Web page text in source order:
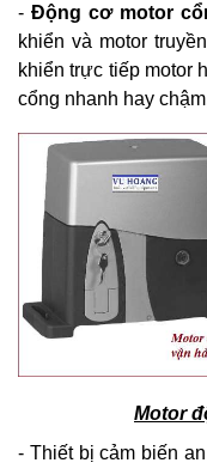
- Động cơ motor
khiển và motor
khiển trực tiếp motor
cổng nhanh hay
Motor
- Thiết bị cảm biến